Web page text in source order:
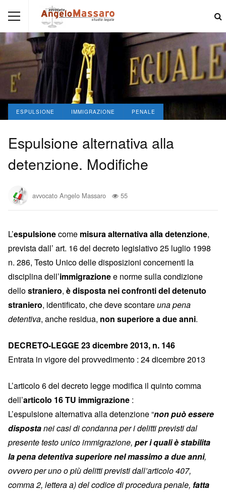
ESPULSIONE IMMIGRAZIONE PENALE
Espulsione alternativa alla
detenzione. Modifiche
avvocato Angelo Massaro 55
L’espulsionecome misura alternativa alla detenzione,
prevista dall’ art. 16 del decreto legislativo 25 luglio 1998
n. 286, Testo Unico delle disposizioni concernenti la
disciplina dell’immigrazionee norme sulla condizione
dellostraniero, è disposta nei confronti del detenuto
straniero, identificato, che deve scontareuna pena
detentiva, anche residua, non superiore a due anni.
DECRETO-LEGGE 23 dicembre 2013, n. 146
Entrata in vigore del provvedimento : 24 dicembre 2013
L’articolo 6 del decreto legge modifica il quinto comma
dell’articolo 16 TU immigrazione :
L’espulsione alternativa alla detenzione “non può essere
dispostanei casi di condanna per i delitti previsti dal
presente testo unico immigrazione, per i quali è stabilita
la pena detentiva superiore nel massimo a due anni,
ovvero per uno o più delitti previsti dall’articolo 407,
comma 2, lettera a) del codice di procedura penale, fatta